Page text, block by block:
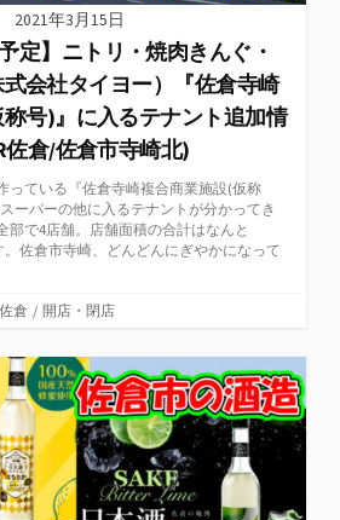
2021年3月15日
定】ニトリ・焼肉きんぐ・
会社タイヨー）『佐倉寺崎
号)』に入るテナント追加情
倉/佐倉市寺崎北)
っている『佐倉寺崎複合商業施設(仮称
ーパーの他に入るテナントが分かってき
部で4店舗。店舗面積の合計はなんと
。佐倉市寺崎、どんどんにぎやかになって
倉 / 開店・閉店